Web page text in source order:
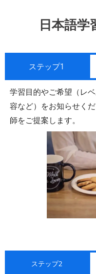
日本語学
ステップ1
学習目的やご希望（レ
容など）をお知らせく
師をご提案します。
ステップ2